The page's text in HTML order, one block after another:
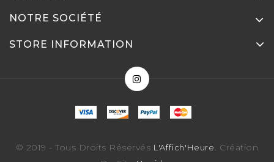
NOTRE SOCIÉTÉ
STORE INFORMATION
© 2019 - Tous Droits Réservés L'Affich'Heure. Création